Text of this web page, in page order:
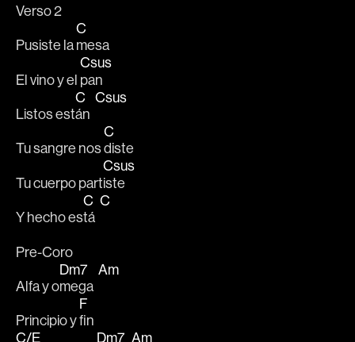
Verso 2
Pusiste la
C
mesa
El vino y el
Csus
pan
Listos est
C
án
Csus
Tu sangre nos
C
diste
Tu cuerpo part
Csus
iste
Y hecho es
C
tá
C
Pre-Coro
Alfa y o
Dm7
mega
Am
Principio y
F
fin
C/E
Dm7 Am